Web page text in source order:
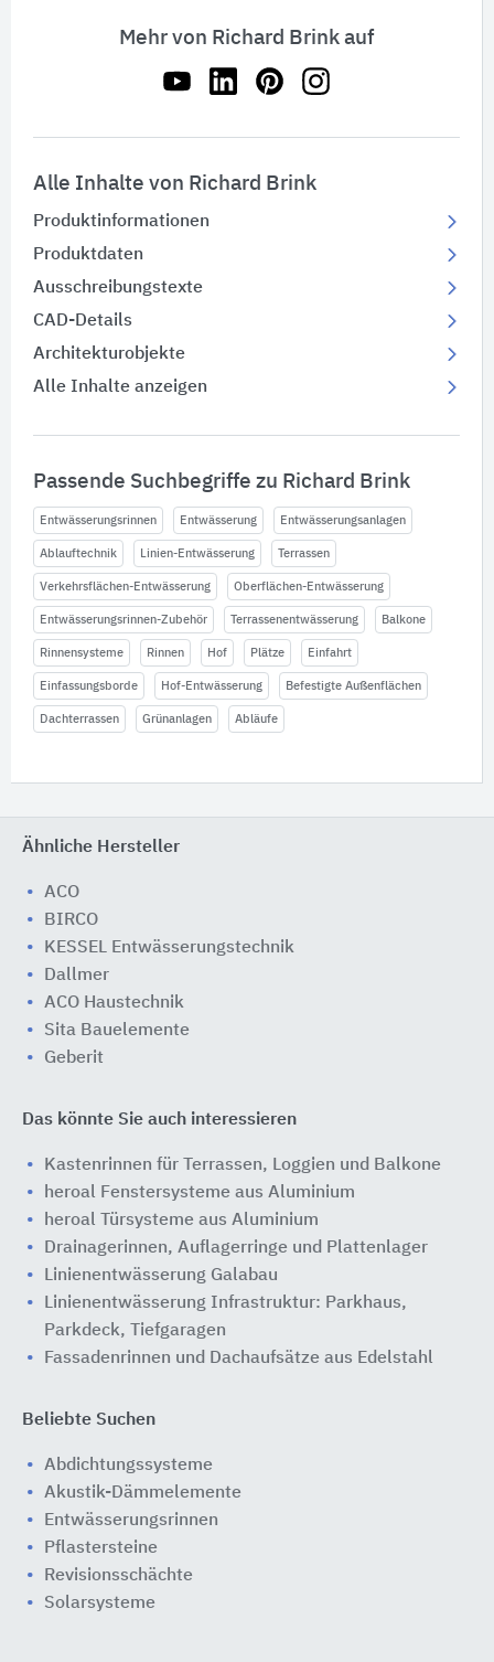
Mehr von Richard Brink auf
Alle Inhalte von Richard Brink
Produktinformationen
Produktdaten
Ausschreibungstexte
CAD-Details
Architekturobjekte
Alle Inhalte anzeigen
Passende Suchbegriffe zu Richard Brink
Entwässerungsrinnen Entwässerung Entwässerungsanlagen
Ablauftechnik Linien-Entwässerung Terrassen
Verkehrsflächen-Entwässerung Oberflächen-Entwässerung
Entwässerungsrinnen-Zubehör Terrassenentwässerung Balkone
Rinnensysteme Rinnen Hof Plätze Einfahrt
Einfassungsborde Hof-Entwässerung Befestigte Außenflächen
Dachterrassen Grünanlagen Abläufe
Ähnliche Hersteller
ACO
BIRCO
KESSEL Entwässerungstechnik
Dallmer
ACO Haustechnik
Sita Bauelemente
Geberit
Das könnte Sie auch interessieren
Kastenrinnen für Terrassen, Loggien und Balkone
heroal Fenstersysteme aus Aluminium
heroal Türsysteme aus Aluminium
Drainagerinnen, Auflagerringe und Plattenlager
Linienentwässerung Galabau
Linienentwässerung Infrastruktur: Parkhaus,
Parkdeck, Tiefgaragen
Fassadenrinnen und Dachaufsätze aus Edelstahl
Beliebte Suchen
Abdichtungssysteme
Akustik-Dämmelemente
Entwässerungsrinnen
Pflastersteine
Revisionsschächte
Solarsysteme